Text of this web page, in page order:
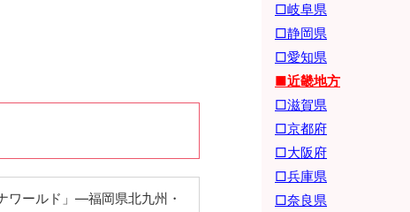
ワールド」―福岡県北九州・
□岐阜県
□静岡県
□愛知県
■近畿地方
□滋賀県
□京都府
□大阪府
□兵庫県
□奈良県